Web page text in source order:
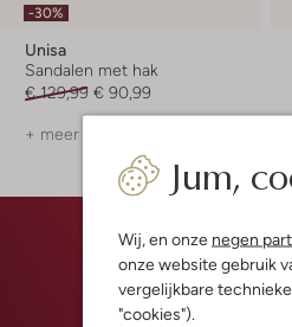
Jum,
Wij, en onze negen
onze website gebruik
vergelijkbare
"cookies").
-30%
Unisa
Sandalen met hak
€ 129,99 € 90,99
+ meer kleuren